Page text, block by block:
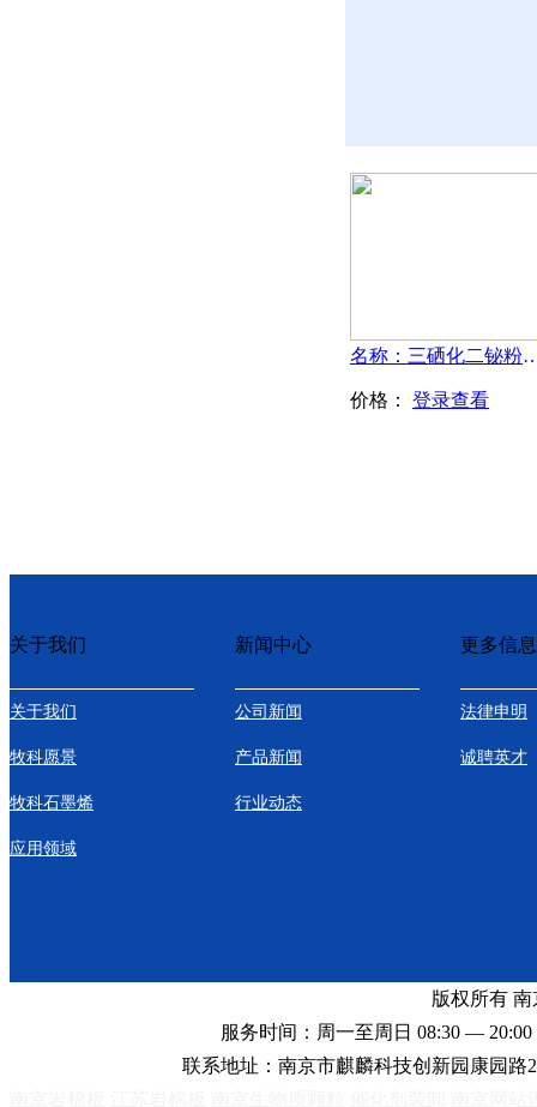
名称：三硒化二
价格： 登录查看
关于我们 新闻中心 更多信息
关于我们
牧科愿景
牧科石墨烯
应用领域
公司新闻
产品新闻
行业动态
法律申明
诚聘英才
版权所有
服务时间：周一至周日 08:30 —
联系地址：南京市麒麟科技创新园康园